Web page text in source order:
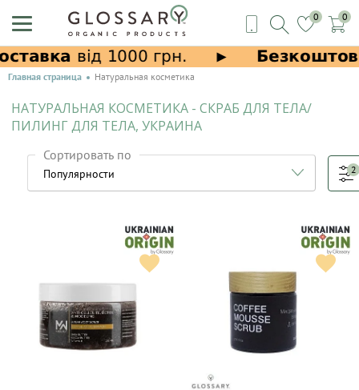
0 0
Главная страница Натуральная косметика
НАТУРАЛЬНАЯ КОСМЕТИКА - СКРАБ ДЛЯ ТЕЛА/
ПИЛИНГ ДЛЯ ТЕЛА, УКРАИНА
Сортировать по
2